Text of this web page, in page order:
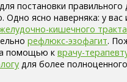
постановки правильного
Одно ясно наверняка: у вас
кишечного тракта
рефлюкс-эзофагит.
помощью к врачу-
для более